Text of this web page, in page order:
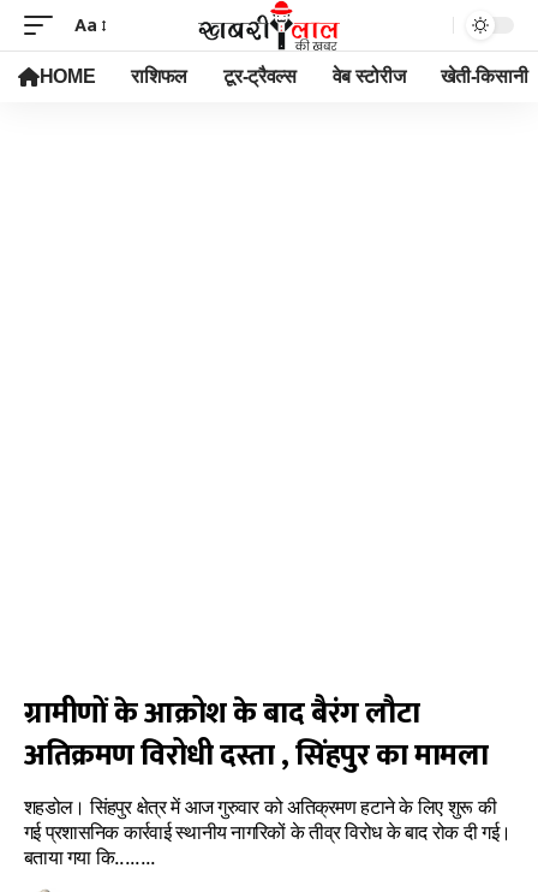
Aa
HOME राशिफल टूर-ट्रैवल्स वेब स्टोरीज खेती-किसानी
ग्रामीणों के आक्रोश के बाद बैरंग लौटा
अतिक्रमण विरोधी दस्ता , सिंहपुर का मामला
शहडोल। सिंहपुर क्षेत्र में आज गुरुवार को अतिक्रमण हटाने के लिए शुरू की
गई प्रशासनिक कार्रवाई स्थानीय नागरिकों के तीव्र विरोध के बाद रोक दी गई।
बताया गया कि........